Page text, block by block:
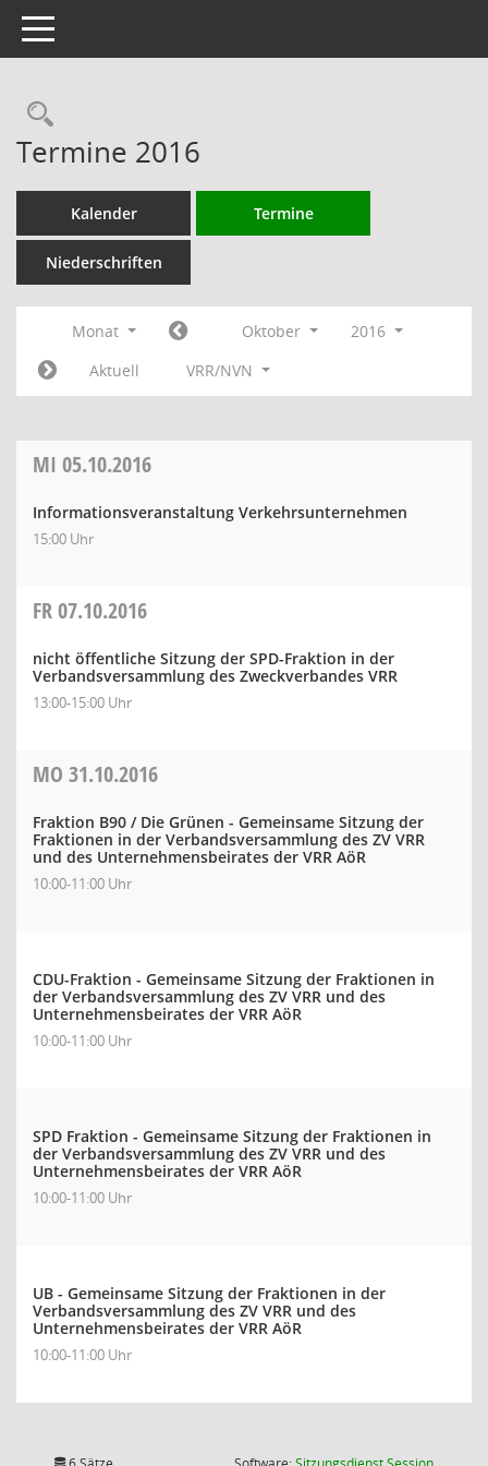
Toggle navigation
Rechercheauswahl
Termine 2016
Kalender Termine
Niederschriften
Monat Oktober
2016
Aktuell
VRR/NVN
MI 05.10.2016
Informationsveranstaltung Verkehrsunternehmen
15:00 Uhr
FR07.10.2016
nicht öffentliche Sitzung der SPD-Fraktion in der
Verbandsversammlung des Zweckverbandes VRR
13:00-15:00 Uhr
MO 31.10.2016
Fraktion B90 / Die Grünen - Gemeinsame Sitzung der
Fraktionen in der Verbandsversammlung des ZV VRR
und des Unternehmensbeirates der VRR AöR
10:00-11:00 Uhr
CDU-Fraktion - Gemeinsame Sitzung der Fraktionen in
der Verbandsversammlung des ZV VRR und des
Unternehmensbeirates der VRR AöR
10:00-11:00 Uhr
SPD Fraktion - Gemeinsame Sitzung der Fraktionen in
der Verbandsversammlung des ZV VRR und des
Unternehmensbeirates der VRR AöR
10:00-11:00 Uhr
UB - Gemeinsame Sitzung der Fraktionen in der
Verbandsversammlung des ZV VRR und des
Unternehmensbeirates der VRR AöR
10:00-11:00 Uhr
(Wird in